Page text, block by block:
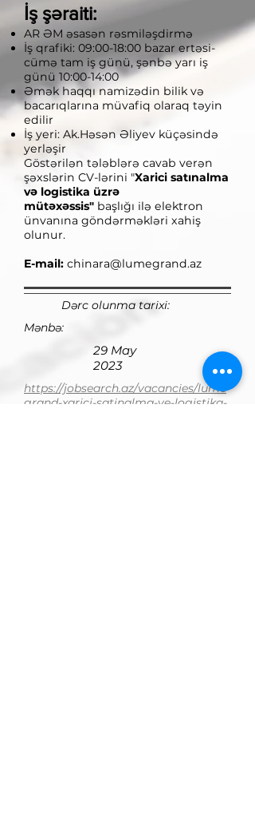
İş şəraiti:
AR ƏM əsasən rəsmiləşdirmə
İş qrafiki: 09:00-18:00 bazar ertəsi-
cümə tam iş günü, şənbə yarı iş
günü 10:00-14:00
Əmək haqqı namizədin bilik və
bacarıqlarına müvafiq olaraq təyin
edilir
İş yeri: Ak.Həsən Əliyev küçəsində
yerləşir
Göstərilən tələblərə cavab verən
şəxslərin CV-lərini "Xarici satınalma
və logistika üzrə
mütəxəssis" başlığı ilə elektron
ünvanına göndərməkləri xahiş
olunur.
E-mail: chinara@lumegrand.az
Dərc olunma tarixi:
Mənbə:
29 May
2023
https://jobsearch.az/vacancies/lume
grand-xarici-satinalma-ve-logistika-